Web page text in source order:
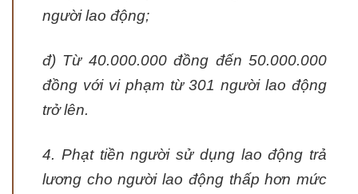
người lao động;
đ) Từ 40.000.000 đồng đến 50.000.000
đồng với vi phạm từ 301 người lao động
trở lên.
4. Phạt tiền người sử dụng lao động trả
lương cho người lao động thấp hơn mức